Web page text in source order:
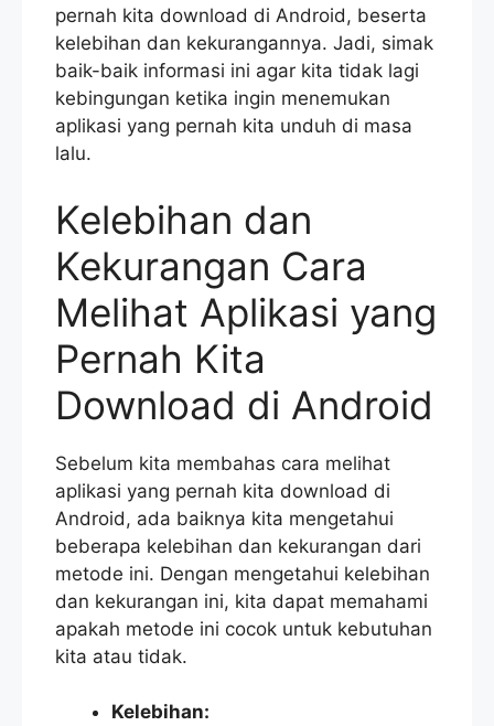
pernah kita download di Android, beserta
kelebihan dan kekurangannya. Jadi, simak
baik-baik informasi ini agar kita tidak lagi
kebingungan ketika ingin menemukan
aplikasi yang pernah kita unduh di masa
lalu.
Kelebihan dan
Kekurangan Cara
Melihat Aplikasi yang
Pernah Kita
Download di Android
Sebelum kita membahas cara melihat
aplikasi yang pernah kita download di
Android, ada baiknya kita mengetahui
beberapa kelebihan dan kekurangan dari
metode ini. Dengan mengetahui kelebihan
dan kekurangan ini, kita dapat memahami
apakah metode ini cocok untuk kebutuhan
kita atau tidak.
Kelebihan: